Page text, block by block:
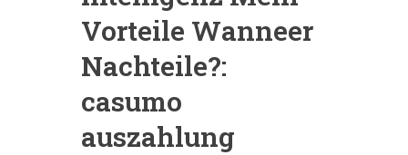
Vorteile Wanneer
Nachteile?:
casumo
auszahlung